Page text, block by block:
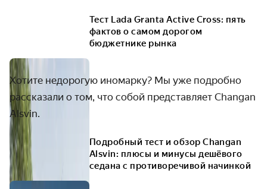
Тест Lada Granta Active Cross: пять
фактов о самом дорогом
бюджетнике рынка
Хотите недорогую иномарку? Мы уже подробно
рассказали о том, что собой представляет Changan
Alsvin.
Подробный тест и обзор Changan
Alsvin: плюсы и минусы дешёвого
седана с противоречивой начинкой